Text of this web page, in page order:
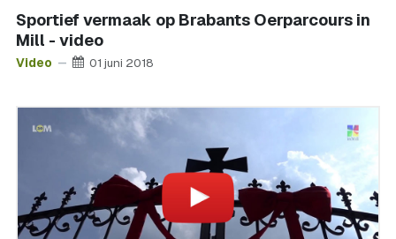
Sportief vermaak op Brabants Oerparcours in
Mill - video
Video 01 juni 2018